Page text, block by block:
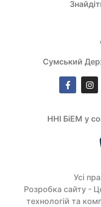
Сумський
ННІ БіЕМ у
Усi
Розробка сайту -
технологій та